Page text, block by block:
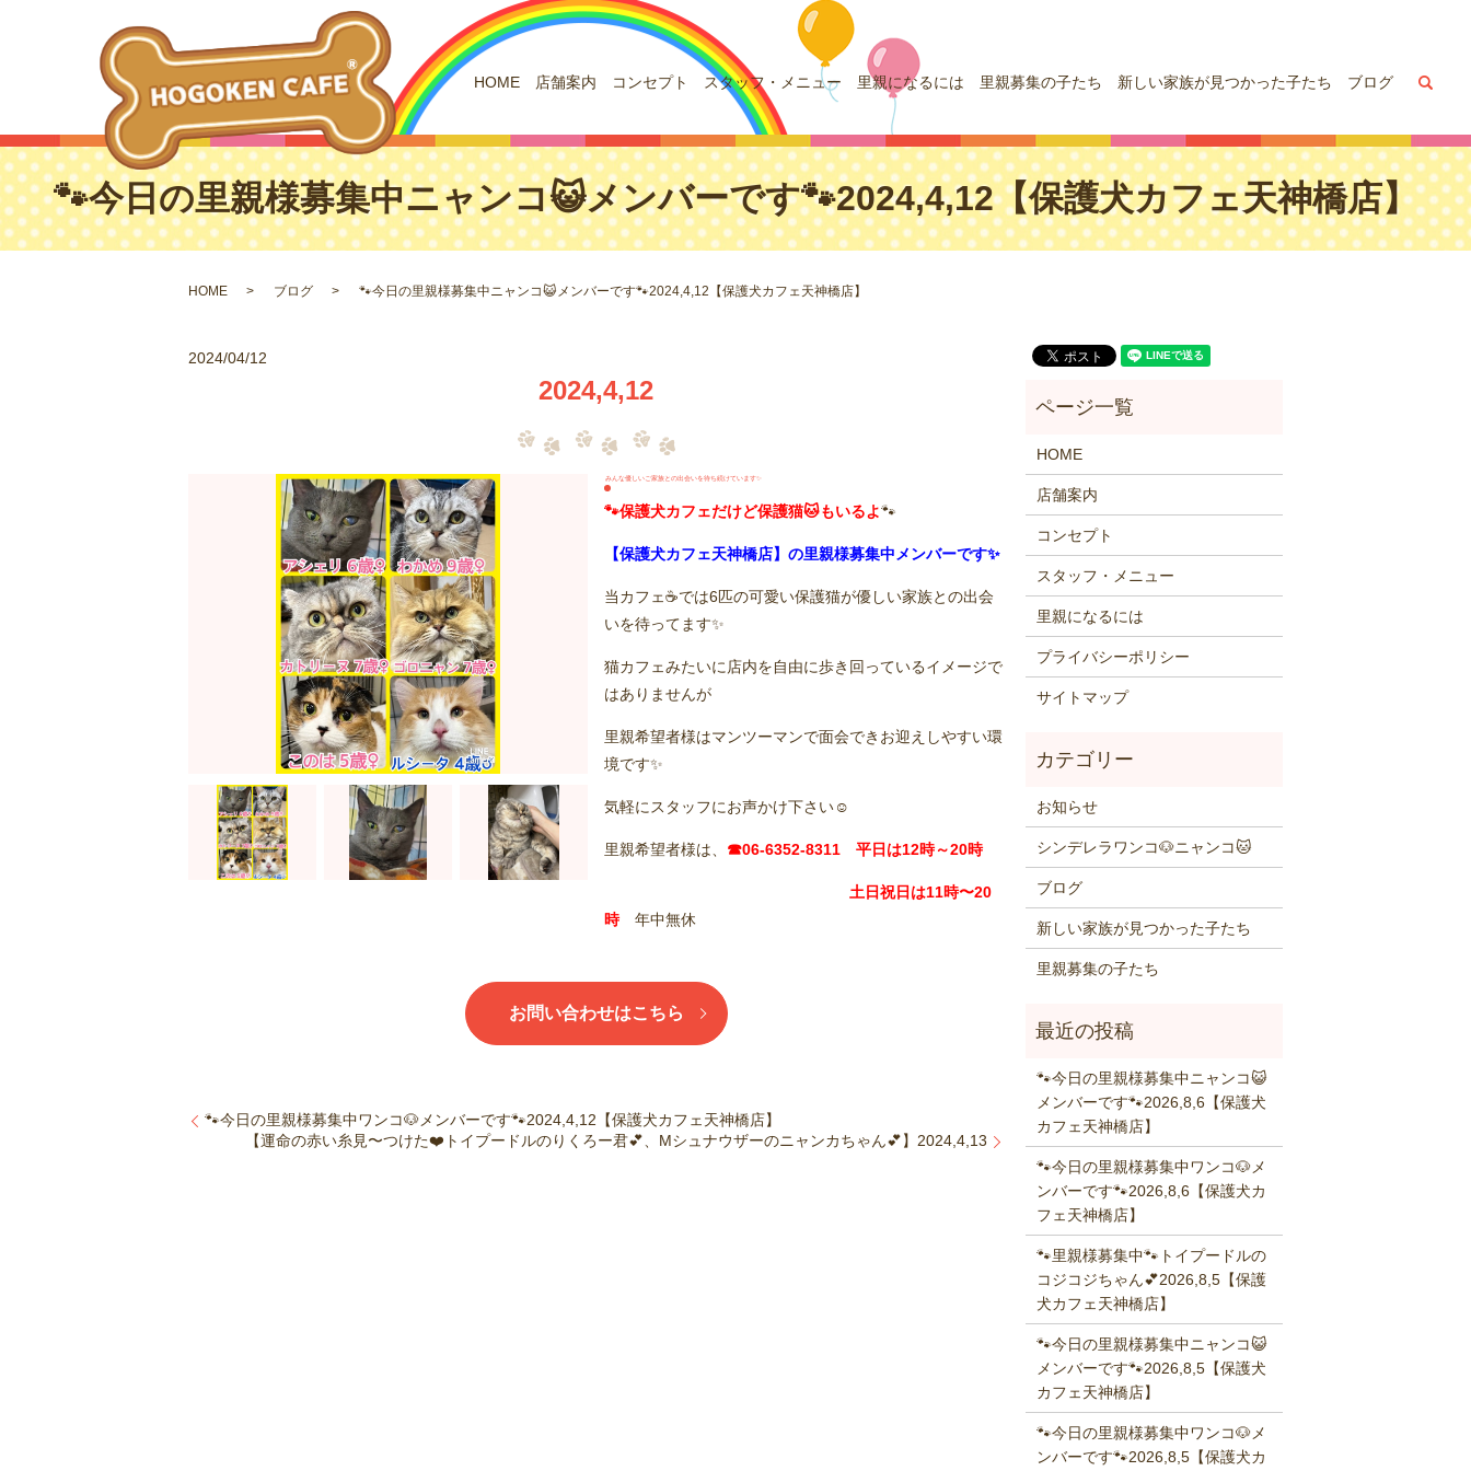
HOME 店舗案内 コンセプト スタッフ・メニュー 里親になるには 里親募集の子たち 新しい家族が見つかった子たち ブログ
🐾今日の里親様募集中ニャンコ😺メンバーです🐾2024,4,12【保護犬カフェ天神橋店】
HOME ブログ 🐾今日の里親様募集中ニャンコ😺メンバーです🐾2024,4,12【保護犬カフェ天神橋店】
2024/04/12
2024,4,12
みんな優しいご家族との出会いを待ち続けています✨
🐾保護犬カフェだけど保護猫🐱もいるよ🐾
【保護犬カフェ天神橋店】の里親様募集中メンバーです✨
当カフェ☕️では6匹の可愛い保護猫が優しい家族との出会
いを待ってます✨
猫カフェみたいに店内を自由に歩き回っているイメージで
はありませんが
里親希望者様はマンツーマンで面会できお迎えしやすい環
境です✨
気軽にスタッフにお声かけ下さい☺️
里親希望者様は、 ☎06-6352-8311 平日は12時～20時
土日祝日は11時〜20
時年中無休
お問い合わせはこちら
🐾今日の里親様募集中ワンコ🐶メンバーです🐾2024,4,12【保護犬カフェ天神橋店】
【運命の赤い糸見〜つけた❤️トイプードルのりくろー君💕、Mシュナウザーのニャンカちゃん💕】2024,4,13
HOME
店舗案内
コンセプト
スタッフ・メニュー
里親になるには
プライバシーポリシー
サイトマップ
お知らせ
シンデレラワンコ🐶ニャンコ🐱
ブログ
新しい家族が見つかった子たち
里親募集の子たち
🐾今日の里親様募集中ニャンコ😺
メンバーです🐾2026,8,6【保護犬
カフェ天神橋店】
🐾今日の里親様募集中ワンコ🐶メ
ンバーです🐾2026,8,6【保護犬カ
フェ天神橋店】
🐾里親様募集中🐾トイプードルの
コジコジちゃん💕2026,8,5【保護
犬カフェ天神橋店】
🐾今日の里親様募集中ニャンコ😺
メンバーです🐾2026,8,5【保護犬
カフェ天神橋店】
🐾今日の里親様募集中ワンコ🐶メ
ンバーです🐾2026,8,5【保護犬カ